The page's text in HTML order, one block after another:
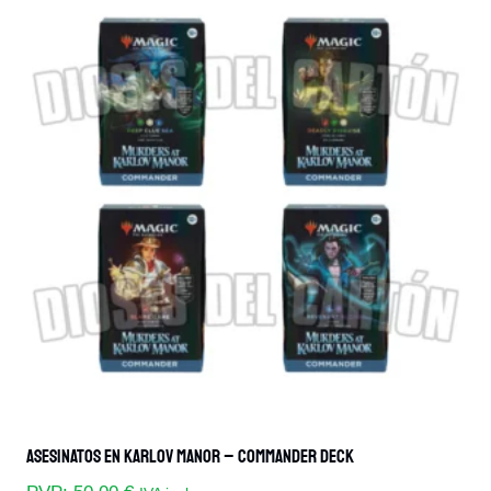
Asesinatos En Karlov Manor – Commander Deck